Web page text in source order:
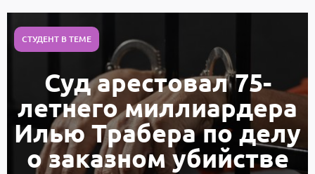
СТУДЕНТ В ТЕМЕ
Суд арестовал 75-
летнего миллиардера
Илью Трабера по делу
о заказном убийстве